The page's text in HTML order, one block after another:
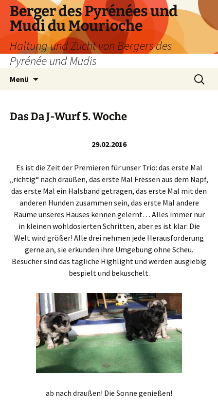
Zum
Inhalt
springen
Berger des Pyrénées und
Mudi du Mourioche
Haltung und Zucht von Bergers des
Pyrénée und Mudis
Menü
Suchen
nach:
Das Da J-Wurf 5. Woche
29.02.2016
Es ist die Zeit der Premieren für unser Trio: das erste Mal
„richtig“ nach draußen, das erste Mal Fressen aus dem Napf,
das erste Mal ein Halsband getragen, das erste Mal mit den
anderen Hunden zusammen sein, das erste Mal andere
Räume unseres Hauses kennen gelernt… Alles immer nur
in kleinen wohldosierten Schritten, aber es ist klar: Die
Welt wird größer! Alle drei nehmen jede Herausforderung
gerne an, sie erkunden ihre Umgebung ohne Scheu.
Besucher sind das tägliche Highlight und werden ausgiebig
bespielt und bekuschelt.
ab nach draußen! Die Sonne genießen!